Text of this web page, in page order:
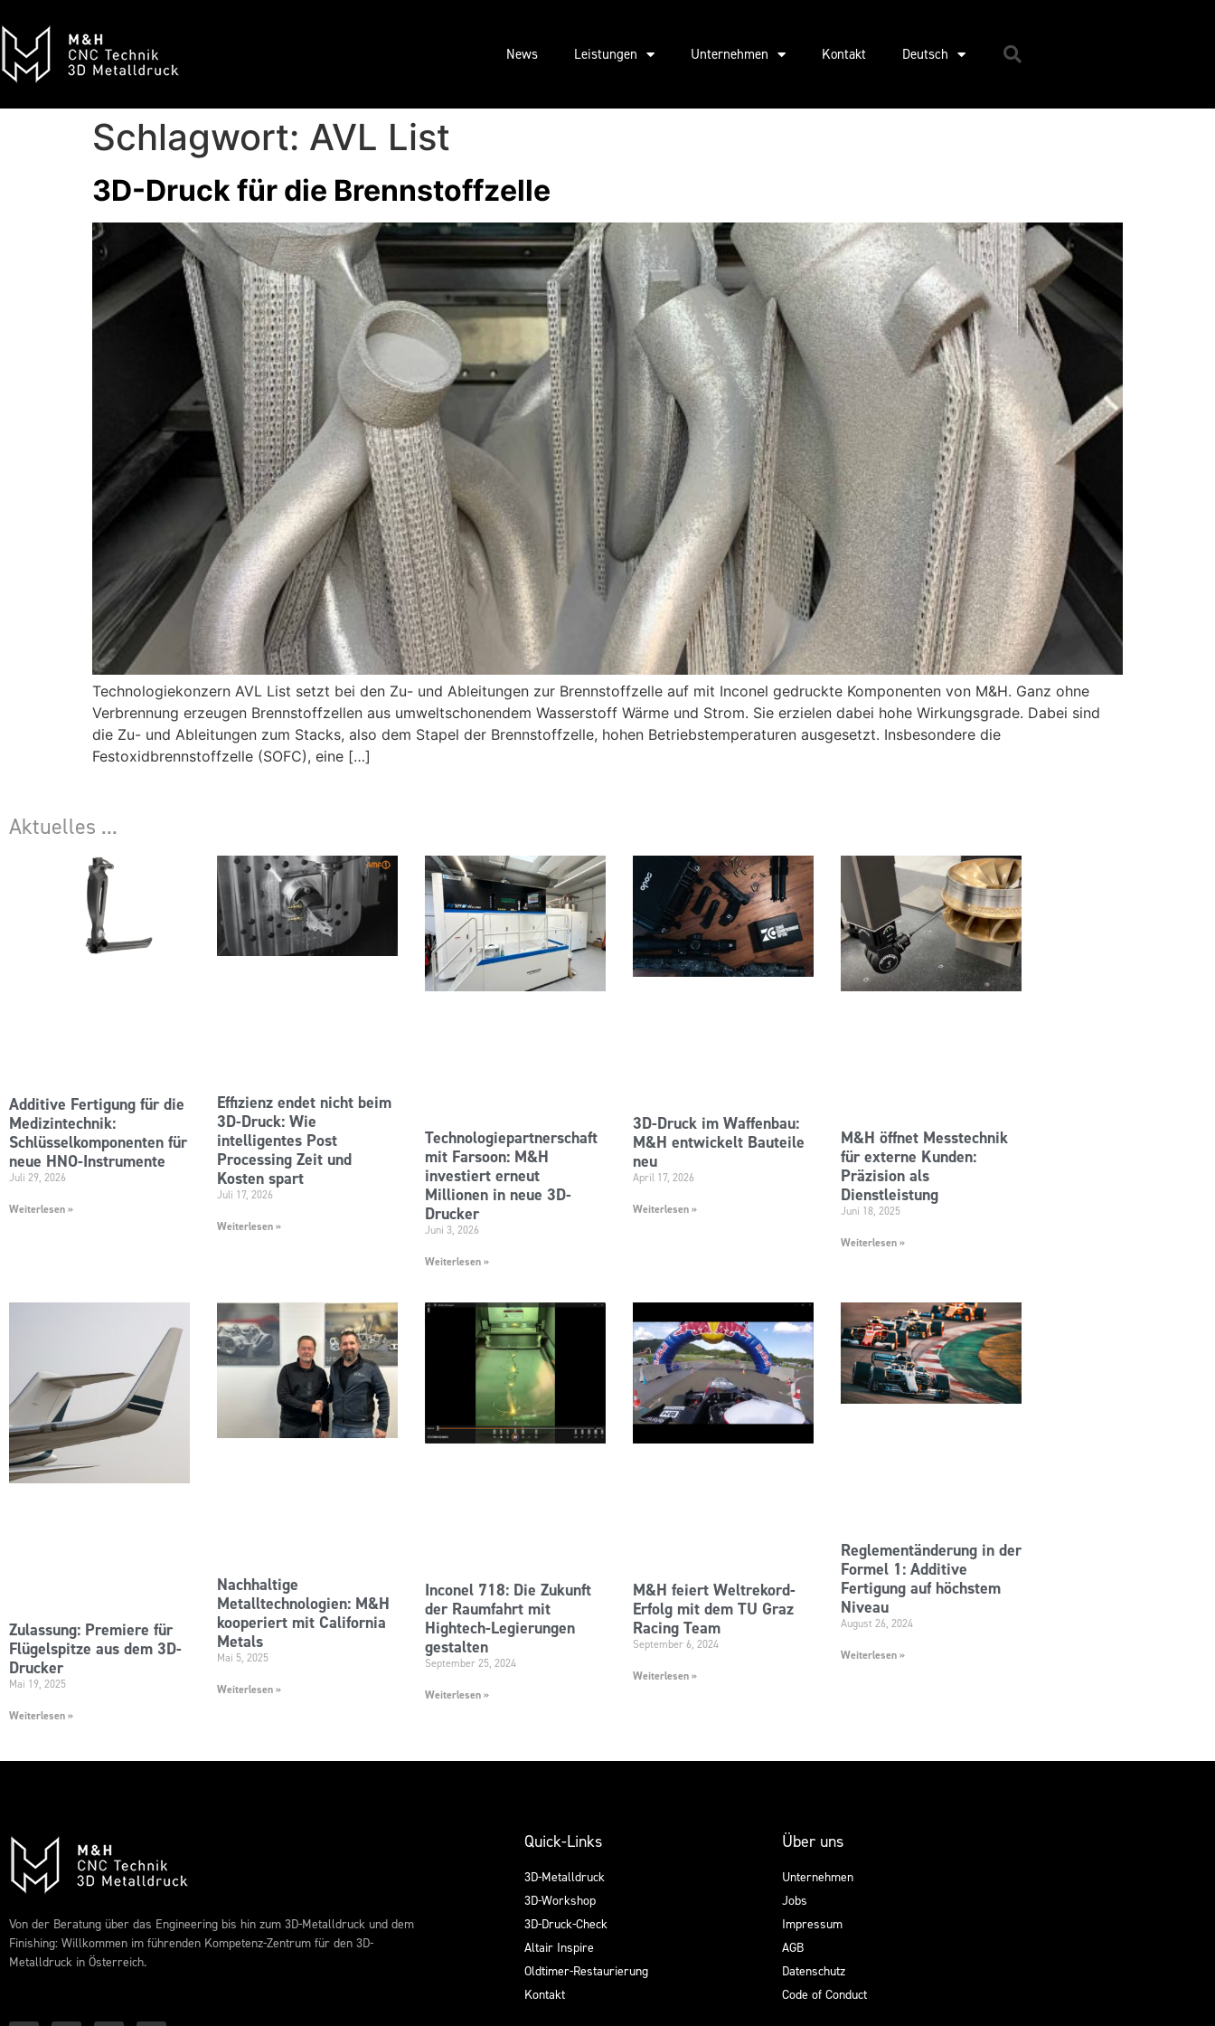
News Leistungen Unternehmen Kontakt Deutsch
Schlagwort: AVL List
3D-Druck für die Brennstoffzelle
Technologiekonzern AVL List setzt bei den Zu- und Ableitungen zur Brennstoffzelle auf mit Inconel gedruckte Komponenten von M&H. Ganz ohne
Verbrennung erzeugen Brennstoffzellen aus umweltschonendem Wasserstoff Wärme und Strom. Sie erzielen dabei hohe Wirkungsgrade. Dabei sind
die Zu- und Ableitungen zum Stacks, also dem Stapel der Brennstoffzelle, hohen Betriebstemperaturen ausgesetzt. Insbesondere die
Festoxidbrennstoffzelle (SOFC), eine […]
Aktuelles ...
Additive Fertigung für die
Medizintechnik:
Schlüsselkomponenten für
neue HNO-Instrumente
Juli 29, 2026
Weiterlesen »
Effizienz endet nicht beim
3D-Druck: Wie
intelligentes Post
Processing Zeit und
Kosten spart
Juli 17, 2026
Weiterlesen »
Technologiepartnerschaft
mit Farsoon: M&H
investiert erneut
Millionen in neue 3D-
Drucker
Juni 3, 2026
Weiterlesen »
3D-Druck im Waffenbau:
M&H entwickelt Bauteile
neu
April 17, 2026
Weiterlesen »
M&H öffnet Messtechnik
für externe Kunden:
Präzision als
Dienstleistung
Juni 18, 2025
Weiterlesen »
Zulassung: Premiere für
Flügelspitze aus dem 3D-
Drucker
Mai 19, 2025
Weiterlesen »
Nachhaltige
Metalltechnologien: M&H
kooperiert mit California
Metals
Mai 5, 2025
Weiterlesen »
Inconel 718: Die Zukunft
der Raumfahrt mit
Hightech-Legierungen
gestalten
September 25, 2024
Weiterlesen »
M&H feiert Weltrekord-
Erfolg mit dem TU Graz
Racing Team
September 6, 2024
Weiterlesen »
Reglementänderung in der
Formel 1: Additive
Fertigung auf höchstem
Niveau
August 26, 2024
Weiterlesen »
Von der Beratung über das Engineering bis hin zum 3D-Metalldruck und dem
Finishing: Willkommen im führenden Kompetenz-Zentrum für den 3D-
Metalldruck in Österreich.
Quick-Links
3D-Metalldruck
3D-Workshop
3D-Druck-Check
Altair Inspire
Oldtimer-Restaurierung
Kontakt
Über uns
Unternehmen
Jobs
Impressum
AGB
Datenschutz
Code of Conduct